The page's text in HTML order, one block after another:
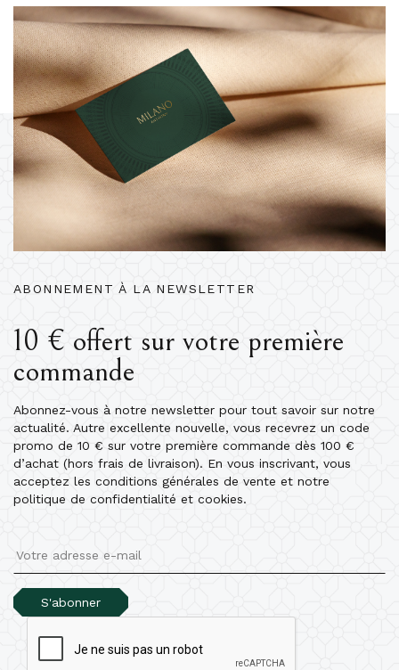
ABONNEMENT À LA NEWSLETTER
10 € offert sur votre première
commande
Abonnez-vous à notre newsletter pour tout savoir sur notre
actualité. Autre excellente nouvelle, vous recevrez un code
promo de 10 € sur votre première commande dès 100 €
d’achat (hors frais de livraison). En vous inscrivant, vous
acceptez les conditions générales de vente et notre
politique de confidentialité et cookies.
S'abonner